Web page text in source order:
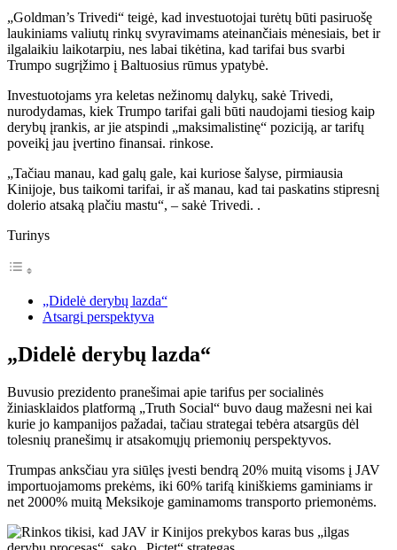
„Goldman’s Trivedi“ teigė, kad investuotojai turėtų būti pasiruošę
laukiniams valiutų rinkų svyravimams ateinančiais mėnesiais, bet ir
ilgalaikiu laikotarpiu, nes labai tikėtina, kad tarifai bus svarbi
Trumpo sugrįžimo į Baltuosius rūmus ypatybė.
Investuotojams yra keletas nežinomų dalykų, sakė Trivedi,
nurodydamas, kiek Trumpo tarifai gali būti naudojami tiesiog kaip
derybų įrankis, ar jie atspindi „maksimalistinę“ poziciją, ar tarifų
poveikį jau įvertino finansai. rinkose.
„Tačiau manau, kad galų gale, kai kuriose šalyse, pirmiausia
Kinijoje, bus taikomi tarifai, ir aš manau, kad tai paskatins stipresnį
dolerio atsaką plačiu mastu“, – sakė Trivedi. .
Turinys
„Didelė derybų lazda“
Atsargi perspektyva
„Didelė derybų lazda“
Buvusio prezidento pranešimai apie tarifus per socialinės
žiniasklaidos platformą „Truth Social“ buvo daug mažesni nei kai
kurie jo kampanijos pažadai, tačiau strategai tebėra atsargūs dėl
tolesnių pranešimų ir atsakomųjų priemonių perspektyvos.
Trumpas anksčiau yra siūlęs įvesti bendrą 20% muitą visoms į JAV
importuojamoms prekėms, iki 60% tarifą kiniškiems gaminiams ir
net 2000% muitą Meksikoje gaminamoms transporto priemonėms.